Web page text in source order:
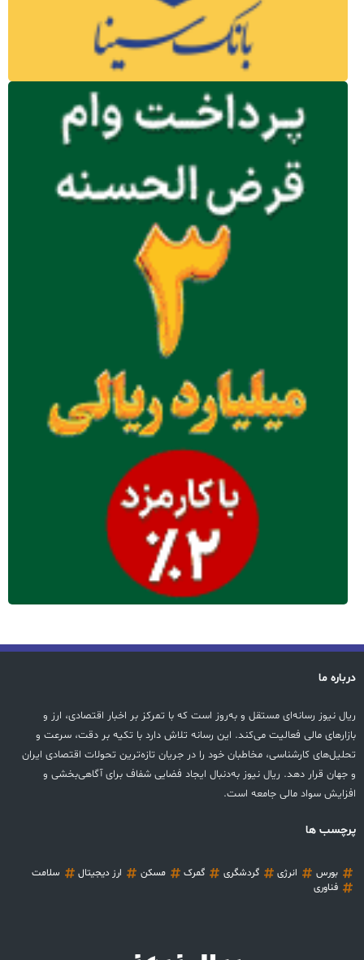
درباره ما
ریال نیوز رسانه‌ای مستقل و به‌روز است که با تمرکز بر اخبار اقتصادی، ارز و
بازارهای مالی فعالیت می‌کند. این رسانه تلاش دارد با تکیه بر دقت، سرعت و
تحلیل‌های کارشناسی، مخاطبان خود را در جریان تازه‌ترین تحولات اقتصادی ایران
و جهان قرار دهد. ریال نیوز به‌دنبال ایجاد فضایی شفاف برای آگاهی‌بخشی و
افزایش سواد مالی جامعه است.
پرچسب ها
بورس انرژی گردشگری گمرک مسکن ارز دیجیتال
سلامت
فناوری